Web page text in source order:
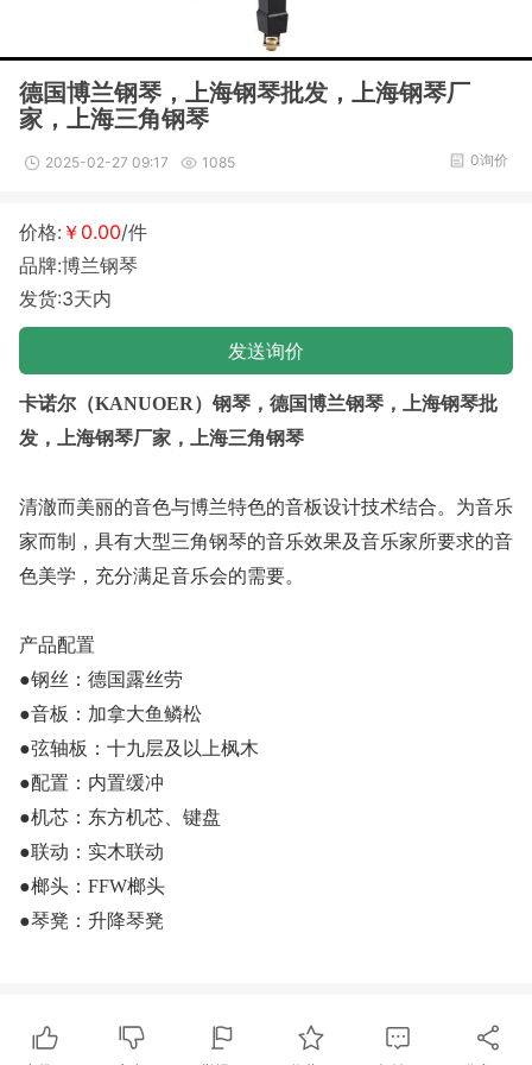
德国博兰钢琴，上海钢琴批发，上海钢琴厂
家，上海三角钢琴
2025-02-27 09:17 1085 0询价
价格: ￥0.00/件
品牌:博兰钢琴
发货:3天内
发送询价
卡诺尔（KANUOER）钢琴 ，德国博兰钢琴，
上海钢琴批
发 ， 上海钢琴厂家 ，上海三角钢琴
清澈而美丽的音色与博兰特色的音板设计技术结合。为音乐
家而制，具有大型三角钢琴的音乐效果及音乐家所要求的音
色美学，充分满足音乐会的需要。
产品配置
●钢丝：德国露丝劳
●音板：加拿大鱼鳞松
●弦轴板：十九层及以上枫木
●配置：内置缓冲
●机芯：东方机芯、键盘
●联动：实木联动
●榔头：FFW榔头
●琴凳：升降琴凳